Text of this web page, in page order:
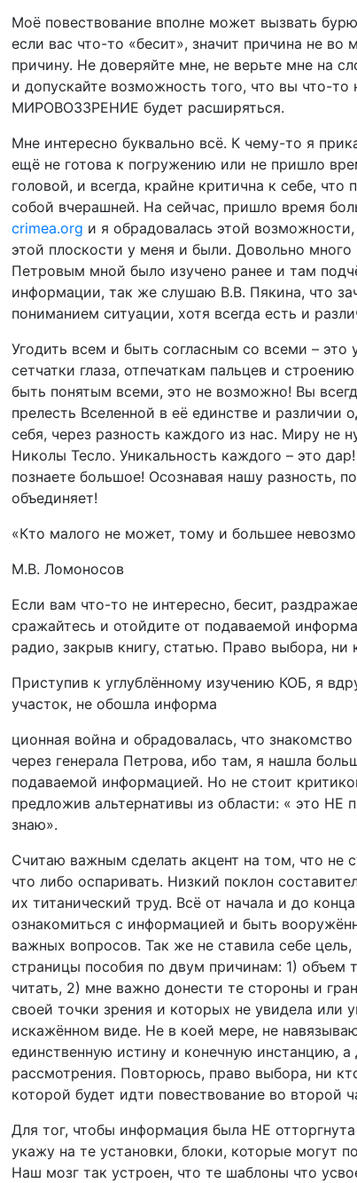
Моё повествование вполне может вызвать
если вас что-то «бесит», значит причина не во
причину. Не доверяйте мне, не верьте мне на
и допускайте возможность того, что вы что-то
МИРОВОЗЗРЕНИЕ будет расширяться.
Мне интересно буквально всё. К чему-то я
ещё не готова к погружению или не пришло
головой, и всегда, крайне критична к себе, что
собой вчерашней. На сейчас, пришло время
crimea.org и я обрадовалась этой
этой плоскости у меня и были. Довольно
Петровым мной было изучено ранее и там
информации, так же слушаю В.В. Пякина, что
пониманием ситуации, хотя всегда есть и
Угодить всем и быть согласным со всеми –
сетчатки глаза, отпечаткам пальцев и
быть понятым всеми, это не возможно! Вы
прелесть Вселенной в её единстве и различии
себя, через разность каждого из нас. Миру не
Николы Тесло. Уникальность каждого – это
познаете большое! Осознавая нашу разность,
объединяет!
«Кто малого не может, тому и большее
М.В. Ломоносов
Если вам что-то не интересно, бесит,
сражайтесь и отойдите от подаваемой
радио, закрыв книгу, статью. Право выбора, ни
Приступив к углублённому изучению КОБ, я
участок, не обошла информа
ционная война и обрадовалась, что
через генерала Петрова, ибо там, я нашла
подаваемой информацией. Но не стоит
предложив альтернативы из области: « это НЕ
знаю».
Считаю важным сделать акцент на том, что не
что либо оспаривать. Низкий поклон
их титанический труд. Всё от начала и до
ознакомиться с информацией и быть
важных вопросов. Так же не ставила себе
страницы пособия по двум причинам: 1) объем
читать, 2) мне важно донести те стороны и
своей точки зрения и которых не увидела или
искажённом виде. Не в коей мере, не
единственную истину и конечную инстанцию, а
рассмотрения. Повторюсь, право выбора, ни
которой будет идти повествование во второй
Для тог, чтобы информация была НЕ
укажу на те установки, блоки, которые могут
Наш мозг так устроен, что те шаблоны что